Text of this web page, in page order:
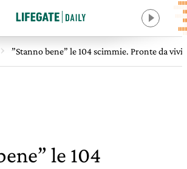
”Stanno bene” le 104 scimmie. Pronte da
le 104